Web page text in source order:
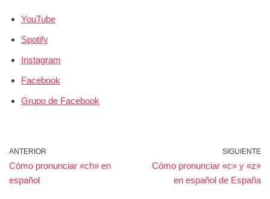
YouTube
Spotify
Instagram
Facebook
Grupo de Facebook
ANTERIOR
Cómo pronunciar «ch» en
español
SIGUIENTE
Cómo pronunciar «c» y «z»
en español de España